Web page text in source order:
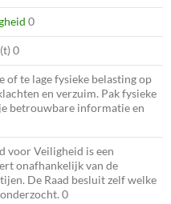
0
0
of te lage fysieke belasting op
en verzuim. Pak fysieke
betrouwbare informatie en
voor Veiligheid is een
onafhankelijk van de
De Raad besluit zelf welke
0